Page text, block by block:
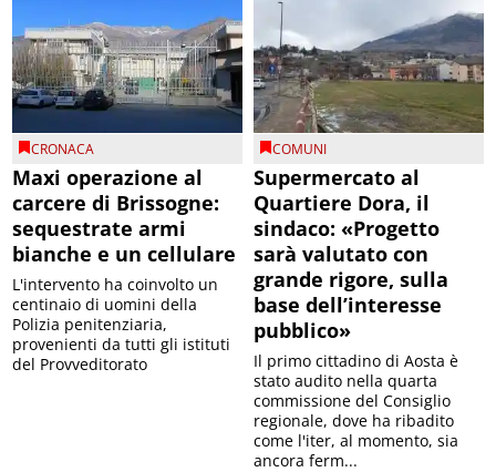
CRONACA
Maxi operazione al
carcere di Brissogne:
sequestrate armi
bianche e un cellulare
L'intervento ha coinvolto un
centinaio di uomini della
Polizia penitenziaria,
provenienti da tutti gli istituti
del Provveditorato
COMUNI
Supermercato al
Quartiere Dora, il
sindaco: «Progetto
sarà valutato con
grande rigore, sulla
base dell’interesse
pubblico»
Il primo cittadino di Aosta è
stato audito nella quarta
commissione del Consiglio
regionale, dove ha ribadito
come l'iter, al momento, sia
ancora ferm...